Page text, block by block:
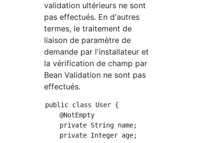
validation ultérieurs ne sont
pas effectués. En d'autres
termes, le traitement de
liaison de paramètre de
demande par l'installateur et
la vérification de champ par
Bean Validation ne sont pas
effectués.
public class User {
    @NotEmpty
    private String name;
    private Integer age;